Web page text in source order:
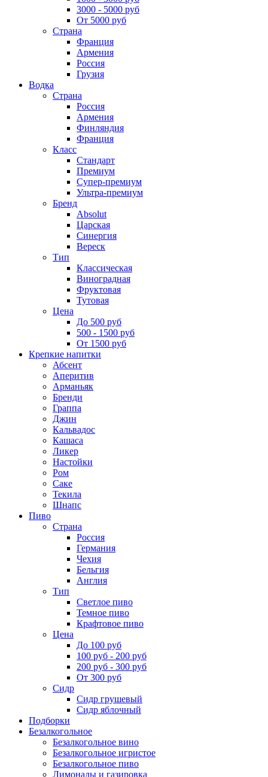
3000 - 5000 руб
От 5000 руб
Страна
Франция
Армения
Россия
Грузия
Водка
Страна
Россия
Армения
Финляндия
Франция
Класс
Стандарт
Премиум
Супер-премиум
Ультра-премиум
Бренд
Absolut
Царская
Синергия
Вереск
Тип
Классическая
Виноградная
Фруктовая
Тутовая
Цена
До 500 руб
500 - 1500 руб
От 1500 руб
Крепкие напитки
Абсент
Аперитив
Арманьяк
Бренди
Граппа
Джин
Кальвадос
Кашаса
Ликер
Настойки
Ром
Саке
Текила
Шнапс
Пиво
Страна
Россия
Германия
Чехия
Бельгия
Англия
Тип
Светлое пиво
Темное пиво
Крафтовое пиво
Цена
До 100 руб
100 руб - 200 руб
200 руб - 300 руб
От 300 руб
Сидр
Сидр грушевый
Сидр яблочный
Подборки
Безалкогольное
Безалкогольное вино
Безалкогольное игристое
Безалкогольное пиво
Лимонады и газировка